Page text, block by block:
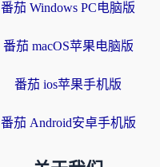
番茄 Windows PC电脑版
番茄 macOS苹果电脑版
番茄 ios苹果手机版
番茄 Android安卓手机版